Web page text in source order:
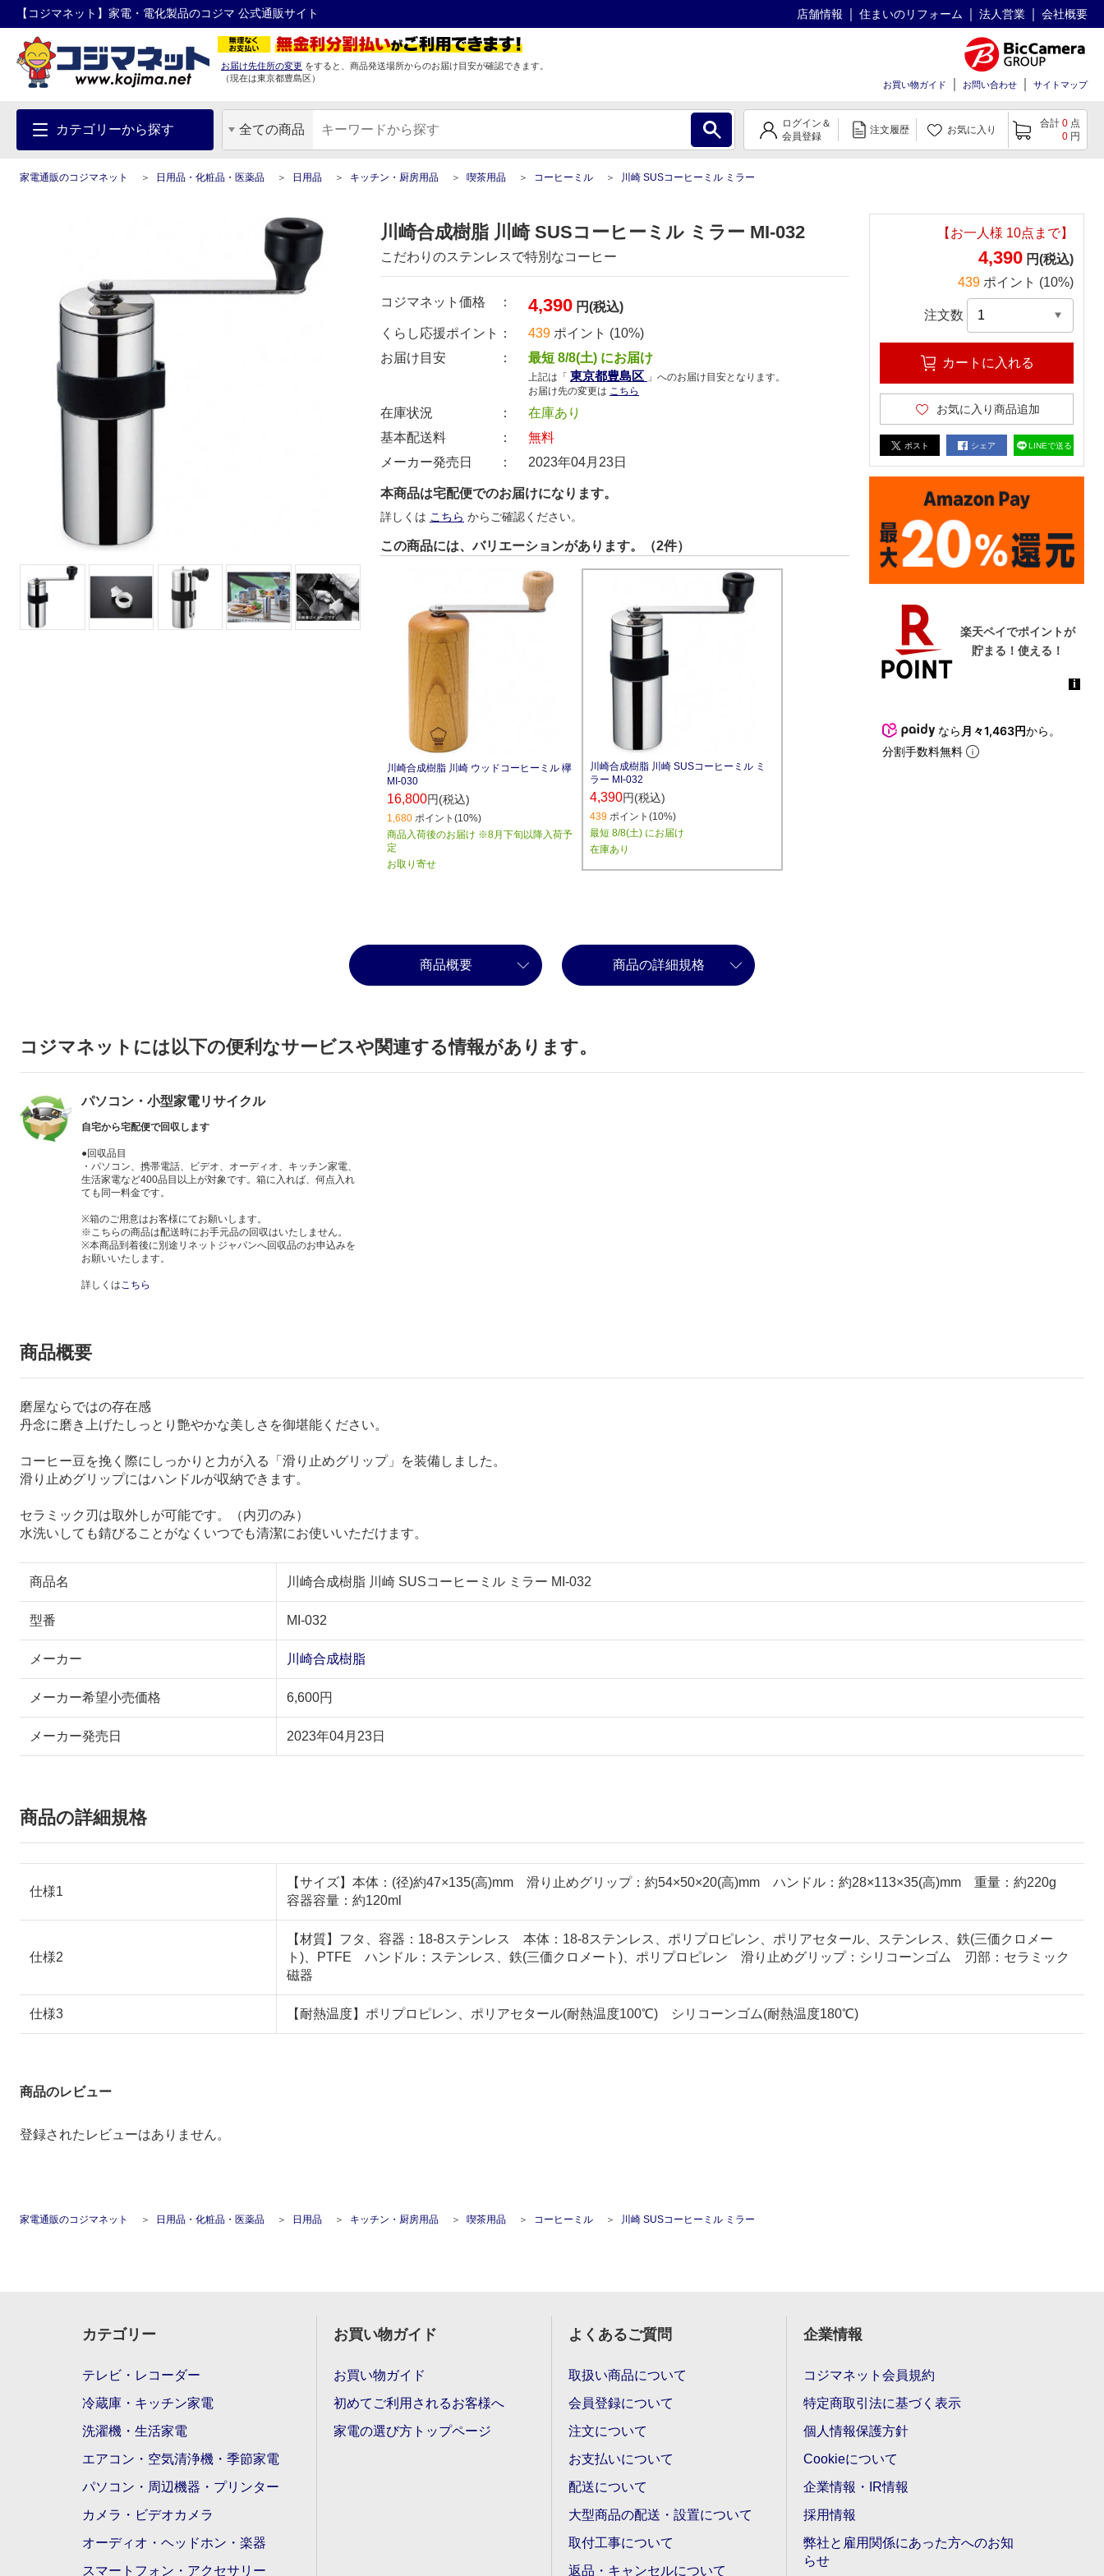
【コジマネット】家電・電化製品のコジマ 公式通販サイト 店舗情報 住まいのリフォーム 法人営業 会社概要
お届け先住所の変更 をすると、商品発送場所からのお届け目安が確認できます。
（現在は東京都豊島区）
お買い物ガイド お問い合わせ サイトマップ
カテゴリーから探す 全ての商品
ログイン＆
会員登録
注文履歴 お気に入り
合計 0 点
0 円
家電通販のコジマネット 日用品・化粧品・医薬品 日用品 キッチン・厨房用品 喫茶用品 コーヒーミル 川崎 SUSコーヒーミル ミラー
川崎合成樹脂 川崎 SUSコーヒーミル ミラー MI-032
こだわりのステンレスで特別なコーヒー
コジマネット価格 ： 4,390 円(税込)
くらし応援ポイント：
439 ポイント (10%)
お届け目安 ：
最短 8/8(土) にお届け
上記は「 東京都豊島区 」へのお届け目安となります。
お届け先の変更は こちら
在庫状況 ：
在庫あり
基本配送料 ：
無料
メーカー発売日 ：
2023年04月23日
本商品は宅配便でのお届けになります。
詳しくは こちら からご確認ください。
この商品には、バリエーションがあります。（2件）
川崎合成樹脂 川崎 ウッドコーヒーミル 欅
MI-030
16,800円(税込)
1,680 ポイント(10%)
商品入荷後のお届け ※8月下旬以降入荷予
定
お取り寄せ
川崎合成樹脂 川崎 SUSコーヒーミル ミ
ラー MI-032
4,390円(税込)
439 ポイント(10%)
最短 8/8(土) にお届け
在庫あり
【お一人様 10点まで】
4,390 円(税込)
439 ポイント (10%)
注文数
カートに入れる
お気に入り商品追加
ポスト シェア LINEで送る
なら 月々1,463円から。
分割手数料無料
商品概要 商品の詳細規格
コジマネットには以下の便利なサービスや関連する情報があります。
パソコン・小型家電リサイクル
自宅から宅配便で回収します
●回収品目
・パソコン、携帯電話、ビデオ、オーディオ、キッチン家電、
生活家電など400品目以上が対象です。箱に入れば、何点入れ
ても同一料金です。
※箱のご用意はお客様にてお願いします。
※こちらの商品は配送時にお手元品の回収はいたしません。
※本商品到着後に別途リネットジャパンへ回収品のお申込みを
お願いいたします。
詳しくはこちら
商品概要
磨屋ならではの存在感
丹念に磨き上げたしっとり艶やかな美しさを御堪能ください。
コーヒー豆を挽く際にしっかりと力が入る「滑り止めグリップ」を装備しました。
滑り止めグリップにはハンドルが収納できます。
セラミック刃は取外しが可能です。（内刃のみ）
水洗いしても錆びることがなくいつでも清潔にお使いいただけます。
商品名 川崎合成樹脂 川崎 SUSコーヒーミル ミラー MI-032
型番 MI-032
メーカー 川崎合成樹脂
メーカー希望小売価格 6,600円
メーカー発売日 2023年04月23日
商品の詳細規格
仕様1
【サイズ】本体：(径)約47×135(高)mm 滑り止めグリップ：約54×50×20(高)mm ハンドル：約28×113×35(高)mm 重量：約220g
容器容量：約120ml
仕様2
【材質】フタ、容器：18-8ステンレス 本体：18-8ステンレス、ポリプロピレン、ポリアセタール、ステンレス、鉄(三価クロメー
ト)、PTFE ハンドル：ステンレス、鉄(三価クロメート)、ポリプロピレン 滑り止めグリップ：シリコーンゴム 刃部：セラミック
磁器
仕様3 【耐熱温度】ポリプロピレン、ポリアセタール(耐熱温度100℃) シリコーンゴム(耐熱温度180℃)
商品のレビュー
登録されたレビューはありません。
家電通販のコジマネット 日用品・化粧品・医薬品 日用品 キッチン・厨房用品 喫茶用品 コーヒーミル 川崎 SUSコーヒーミル ミラー
カテゴリー
テレビ・レコーダー
冷蔵庫・キッチン家電
洗濯機・生活家電
エアコン・空気清浄機・季節家電
パソコン・周辺機器・プリンター
カメラ・ビデオカメラ
オーディオ・ヘッドホン・楽器
スマートフォン・アクセサリー
お買い物ガイド
お買い物ガイド
初めてご利用されるお客様へ
家電の選び方トップページ
よくあるご質問
取扱い商品について
会員登録について
注文について
お支払いについて
配送について
大型商品の配送・設置について
取付工事について
返品・キャンセルについて
企業情報
コジマネット会員規約
特定商取引法に基づく表示
個人情報保護方針
Cookieについて
企業情報・IR情報
採用情報
弊社と雇用関係にあった方へのお知
らせ